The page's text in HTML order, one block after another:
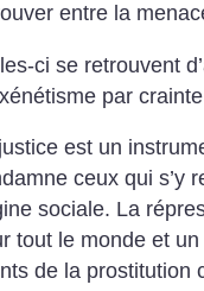
entre la
ci se retrouvent
par
est un
ceux qui s’y
sociale. La
tout le monde et
de la prostitution